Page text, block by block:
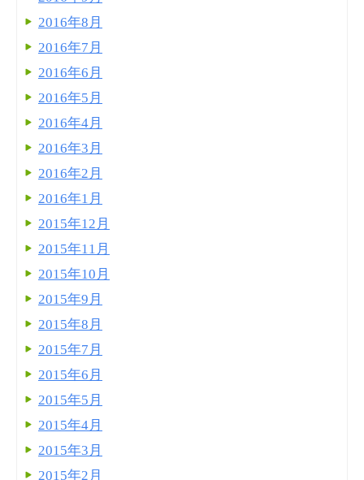
2016年8月
2016年7月
2016年6月
2016年5月
2016年4月
2016年3月
2016年2月
2016年1月
2015年12月
2015年11月
2015年10月
2015年9月
2015年8月
2015年7月
2015年6月
2015年5月
2015年4月
2015年3月
2015年2月